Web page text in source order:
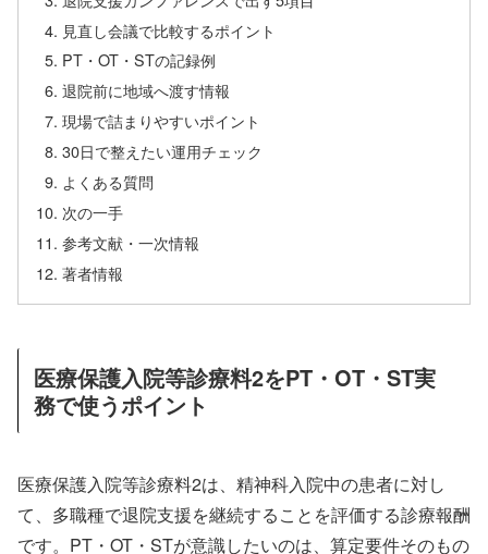
見直し会議で比較するポイント
PT・OT・STの記録例
退院前に地域へ渡す情報
現場で詰まりやすいポイント
30日で整えたい運用チェック
よくある質問
次の一手
参考文献・一次情報
著者情報
医療保護入院等診療料2をPT・OT・ST実
務で使うポイント
医療保護入院等診療料2は、精神科入院中の患者に対し
て、多職種で退院支援を継続することを評価する診療報酬
です。PT・OT・STが意識したいのは、算定要件そのもの